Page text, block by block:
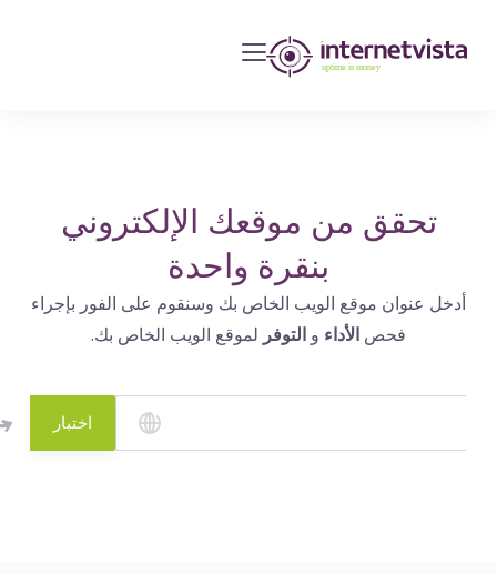
مراقبة
مواقع
الويب
الإنترنت
التشغيل
تحقق من موقعك الإلكتروني
بنقرة واحدة
أدخل عنوان موقع الويب الخاص بك وسنقوم على الفور بإجراء
فحصالأداءو التوفرلموقع الويب الخاص بك.
اختبار